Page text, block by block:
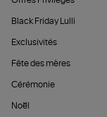
Black Friday Lulli
Exclusivités
Fête des mères
Cérémonie
Noël